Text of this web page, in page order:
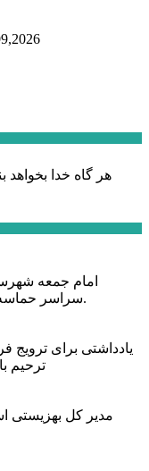
هر گاه خدا بخواهد
امام جمعه
سراسر حماسه خونخواهی و مرگ بر آمریکا و اسرائیل بود.
یادداشتی برای ترویج
ترحیم